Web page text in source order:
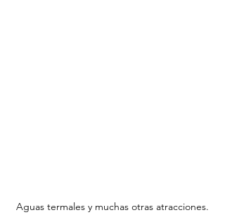
Aguas termales y muchas otras atracciones.